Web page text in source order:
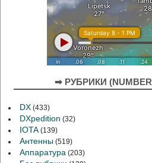
➡ РУБРИКИ (NUMBER
DX (433)
DXpedition (32)
IOTA(139)
Антенны (519)
Аппаратура (203)